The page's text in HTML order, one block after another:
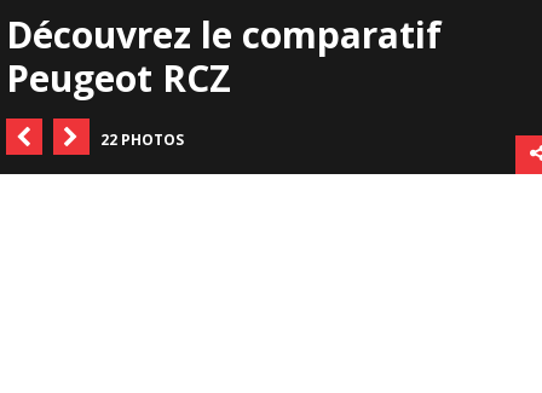
Découvrez le comparatif
Peugeot RCZ
22 PHOTOS